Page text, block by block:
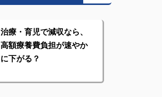
治療・育児で減収なら、
高額療養費負担が速やか
に下がる？